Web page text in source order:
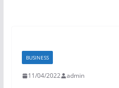
BUSINESS
11/04/2022 admin